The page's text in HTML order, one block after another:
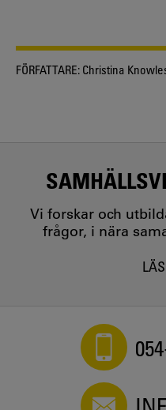
FÖRFATTARE: Christina
Vi forskar och
frågor, i nära